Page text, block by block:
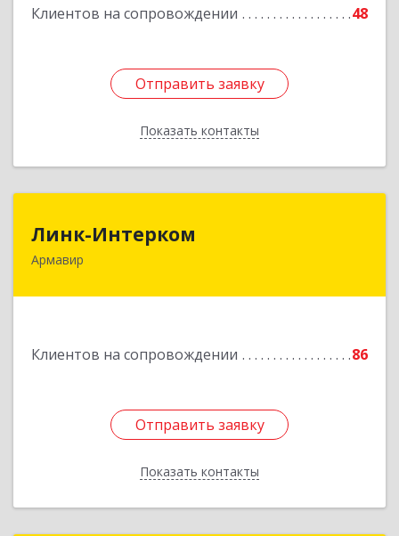
Клиентов на сопровождении 48
Отправить заявку
Показать контакты
Отправить заявку
Назад
Линк-Интерком
Армавир
Клиентов на сопровождении 86
Отправить заявку
Показать контакты
Подробнее
Отправить заявку
Назад